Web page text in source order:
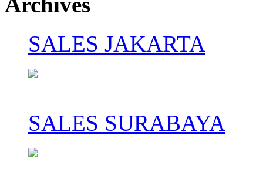
SALES JAKARTA
SALES SURABAYA